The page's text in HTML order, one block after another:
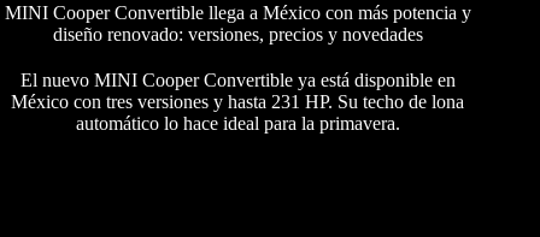
MINI Cooper Convertible llega a México con más potencia y
diseño renovado: versiones, precios y novedades
El nuevo MINI Cooper Convertible ya está disponible en
México con tres versiones y hasta 231 HP. Su techo de lona
automático lo hace ideal para la primavera.